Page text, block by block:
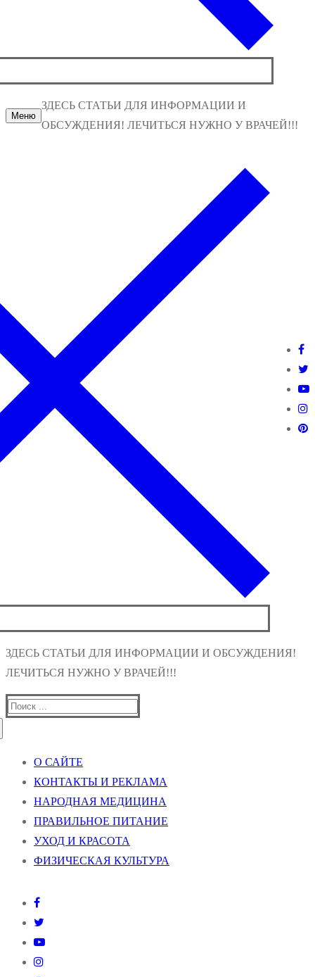
Меню
ЗДЕСЬ СТАТЬИ ДЛЯ ИНФОРМАЦИИ И
ОБСУЖДЕНИЯ! ЛЕЧИТЬСЯ НУЖНО У ВРАЧЕЙ!!!
ЗДЕСЬ СТАТЬИ ДЛЯ ИНФОРМАЦИИ И ОБСУЖДЕНИЯ!
ЛЕЧИТЬСЯ НУЖНО У ВРАЧЕЙ!!!
Найти:
О САЙТЕ
КОНТАКТЫ И РЕКЛАМА
НАРОДНАЯ МЕДИЦИНА
ПРАВИЛЬНОЕ ПИТАНИЕ
УХОД И КРАСОТА
ФИЗИЧЕСКАЯ КУЛЬТУРА